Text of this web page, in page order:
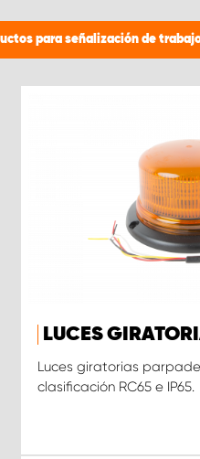
para señalización de
LUCES
Luces giratorias
clasificación RC65 e IP65.